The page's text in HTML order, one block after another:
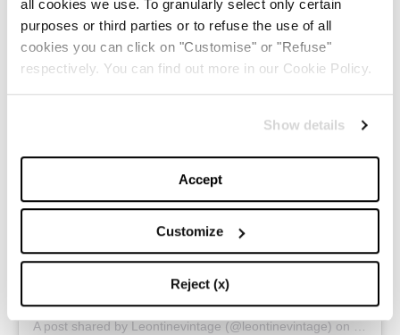
all cookies we use. To granularly select only certain
purposes or third parties or to refuse the use of all
cookies you can click on "Customise" or "Refuse"
respectively. You can find out more in our Cookie Policy.
Show details
Accept
Customize
Reject (x)
View this post on Instagram
@imthefutur BELLISSIMA
. #Repost from
@imthefutur Look up and dream big?? . . #muse
#leontinevintage #mantrapaglietta #dreambig
#handmade #madeinitaly #strawhat #summerlook
#mantrapaglietta #buynoworcrylater #spring #vintage
A post shared by Leontinevintage (@leontinevintage) on May